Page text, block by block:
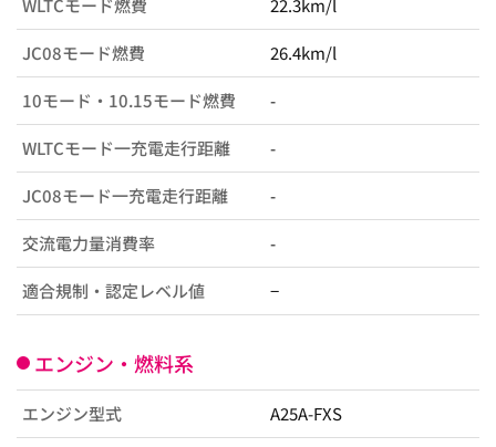
JC08モード燃費 26.4km/l
10モード・10.15モード燃費 -
WLTCモード一充電走行距離 -
JC08モード一充電走行距離 -
交流電力量消費率 -
適合規制・認定レベル値 −
エンジン・燃料系
エンジン型式 A25A-FXS